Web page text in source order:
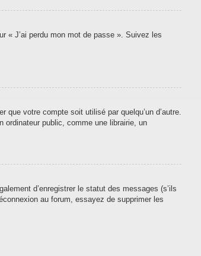
« J’ai perdu mon mot de passe ». Suivez les
votre compte soit utilisé par quelqu’un d’autre.
ordinateur public, comme une librairie, un
d’enregistrer le statut des messages (s’ils
au forum, essayez de supprimer les